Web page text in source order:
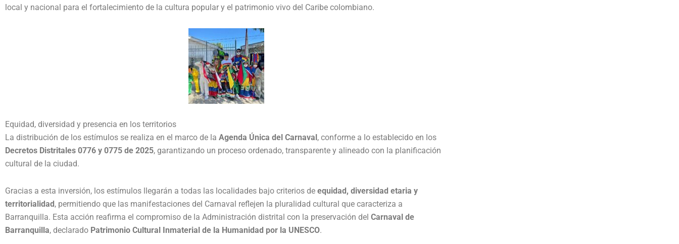
local y nacional para el fortalecimiento de la cultura popular y el patrimonio vivo del Caribe colombiano.
Equidad, diversidad y presencia en los territorios
La distribución de los estímulos se realiza en el marco de la Agenda Única del Carnaval , conforme a lo establecido en los
Decretos Distritales 0776 y 0775 de 2025, garantizando un proceso ordenado, transparente y alineado con la planificación
cultural de la ciudad.
Gracias a esta inversión, los estímulos llegarán a todas las localidades bajo criterios de equidad, diversidad etaria y
territorialidad , permitiendo que las manifestaciones del Carnaval reflejen la pluralidad cultural que caracteriza a
Barranquilla. Esta acción reafirma el compromiso de la Administración distrital con la preservación del Carnaval de
Barranquilla, declarado Patrimonio Cultural Inmaterial de la Humanidad por la UNESCO.